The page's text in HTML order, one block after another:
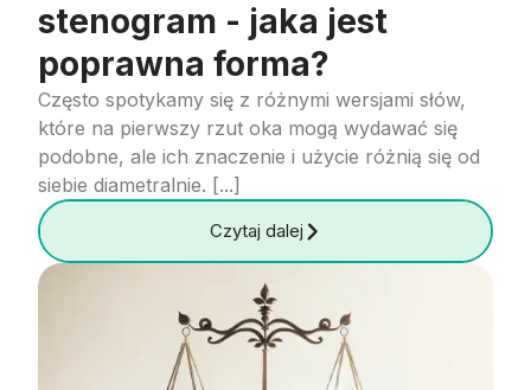
stenogram - jaka jest
poprawna forma?
Często spotykamy się z różnymi wersjami słów,
które na pierwszy rzut oka mogą wydawać się
podobne, ale ich znaczenie i użycie różnią się od
siebie diametralnie. [...]
Czytaj dalej